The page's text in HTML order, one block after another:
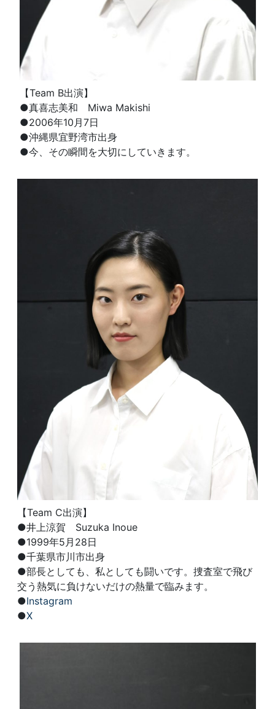
【Team B出演】
●真喜志美和 Miwa Makishi
●2006年10月7日
●沖縄県宜野湾市出身
●今、その瞬間を大切にしていきます。
【Team C出演】
●井上涼賀 Suzuka Inoue
●1999年5月28日
●千葉県市川市出身
●部長としても、私としても闘いです。捜査室で飛び
交う熱気に負けないだけの熱量で臨みます。
●Instagram
●X